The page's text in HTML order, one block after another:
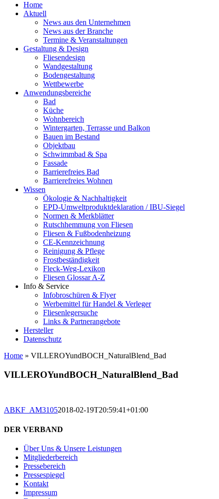
Home
Aktuell
News aus den Unternehmen
News aus der Branche
Termine & Veranstaltungen
Gestaltung & Design
Fliesendesign
Wandgestaltung
Bodengestaltung
Wettbewerbe
Anwendungsbereiche
Bad
Küche
Wohnbereich
Wintergarten, Terrasse und Balkon
Bauen im Bestand
Objektbau
Schwimmbad & Spa
Fassade
Barrierefreies Bad
Barrierefreies Wohnen
Wissen
Ökologie & Nachhaltigkeit
EPD-Umweltproduktdeklaration / IBU-Siegel
Normen & Merkblätter
Rutschhemmung von Fliesen
Fliesen & Fußbodenheizung
CE-Kennzeichnung
Reinigung & Pflege
Frostbeständigkeit
Fleck-Weg-Lexikon
Fliesen Glossar A-Z
Info & Service
Infobroschüren & Flyer
Werbemittel für Handel & Verleger
Fliesenlegersuche
Links & Partnerangebote
Hersteller
Datenschutz
Home » VILLEROYundBOCH_NaturalBlend_Bad
VILLEROYundBOCH_NaturalBlend_Bad
ABKF_AM31052018-02-19T20:59:41+01:00
DER VERBAND
Über Uns & Unsere Leistungen
Mitgliederbereich
Pressebereich
Pressespiegel
Kontakt
Impressum